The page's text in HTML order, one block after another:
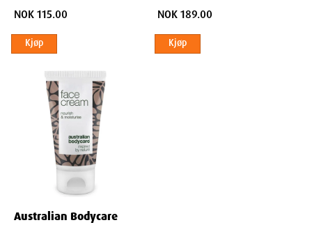
uren hud 200 ml
NOK 115.00
Kjøp
uren hud 500 ml
NOK 189.00
Kjøp
Australian Bodycare